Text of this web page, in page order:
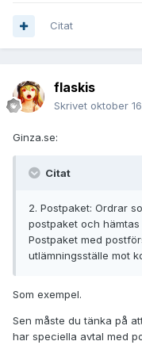
Citat
flaskis
Skrivet oktober
Ginza.se:
Citat
2. Postpaket: Ordrar
postpaket och
Postpaket med
utlämningsställe mot
Som exempel.
Sen måste du tänka på
har speciella avtal med